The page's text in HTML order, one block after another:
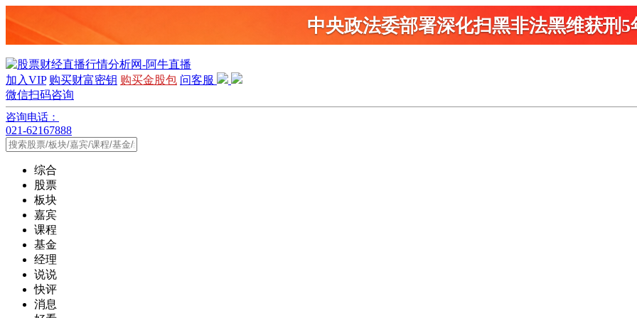
中央政法委部署深化扫黑非法黑维获刑5
加入VIP 购买财富密钥 购买金股包 问客服
微信扫码咨询
咨询电话：
021-62167888
综合
股票
板块
嘉宾
课程
基金
经理
说说
快评
消息